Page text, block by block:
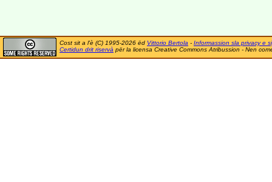
Cost sit a l'è (C) 1995-2026 ëd Vittorio Bertola - Informassion sla privacy e
Certidun drit riservà për la licensa Creative Commons Atribussion - Nen